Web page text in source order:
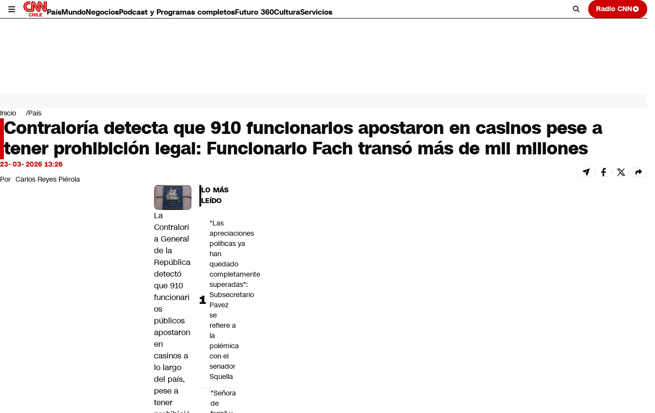
PaísMundoNegociosPodcast y Programas completosFuturo 360CulturaServicios Radio CNN
Mundo
Negocios
Deportes
Programas completos
Cultura
Servicios
Bits
CNN Data
Inicio País
Contraloría detecta que 910 funcionarios apostaron en casinos pese a
tener prohibición legal: Funcionario Fach transó más de mil millones
23- 03- 2026 13:26
Por Carlos Reyes Piérola
La
Contralorí
a General
de la
República
detectó
que 910
funcionari
os
públicos
apostaron
en
casinos a
lo largo
del país,
pese a
tener
LO MÁS
LEÍDO
"Las
apreciaciones
políticas ya
han
quedado
completamente
superadas":
Subsecretario
Pavez
se
refiere a
la
polémica
con el
senador
Squella
"Señora
de